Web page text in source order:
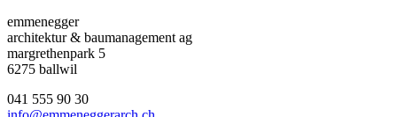
emmenegger
architektur & baumanagement ag
margrethenpark 5
6275 ballwil
041 555 90 30